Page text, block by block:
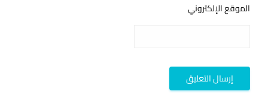
الموقع الإلكتروني